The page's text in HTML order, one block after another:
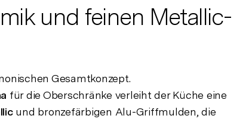
und feinen Metallic-
Gesamtkonzept.
für die Oberschränke verleiht der Küche eine
und bronzefärbigen Alu-Griffmulden, die